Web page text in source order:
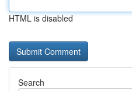
HTML is disabled
Search